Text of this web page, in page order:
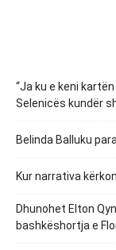
“Ja ku e keni
Selenicës kundër
Belinda Balluku
Kur narrativa
Dhunohet Elton
bashkëshortja e